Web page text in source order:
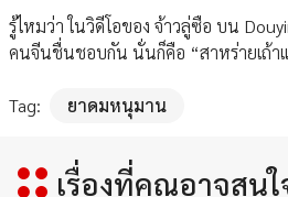
รู้ไหมว่า ในวิดีโอของ จ้าวลู่ซือ บน
คนจีนชื่นชอบกัน นั่นก็คือ “สาหร่ายเถ้า
Tag: ยาดมหนุมาน
เรื่องที่คุณอาจสนใ